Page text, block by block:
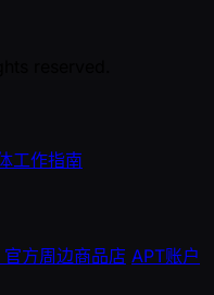
工作指南
官方周边商品店 APT账户